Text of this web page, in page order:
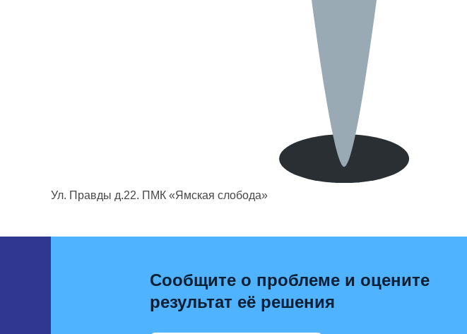
Ул. Правды д.22. ПМК «Ямская слобода»
Сообщите о проблеме и оцените
результат её решения